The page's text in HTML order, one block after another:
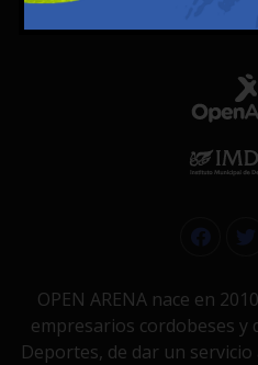
OPEN ARENA nace en
empresarios cordobeses
Deportes, de dar un servicio